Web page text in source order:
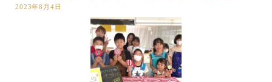
2023年8月4日